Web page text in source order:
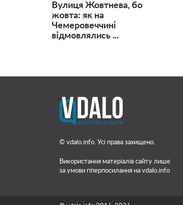
Вулиця Жовтнева, бо
жовта: як на
Чемеровеччині
відмовлялись ...
© vdalo.info. Усі права захищено.
Використання матеріалів сайту лише
за умови гіперпосилання на vdalo.info